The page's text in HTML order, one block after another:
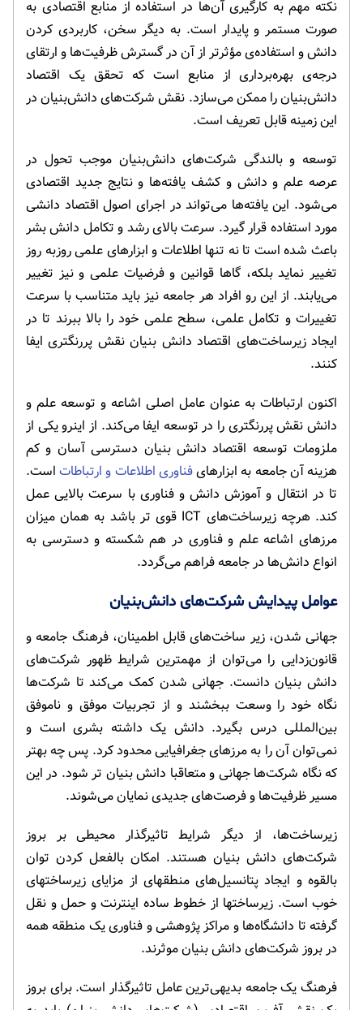
نکته مهم به کارگیری آن‌ها در استفاده از منابع اقتصادی به
صورت مستمر و پایدار است. به دیگر سخن، کاربردی کردن
دانش و استفاده‌ی مؤثرتر از آن در گسترش ظرفیت‌ها و ارتقای
درجه‌ی بهره‌برداری از منابع است که تحقق یک اقتصاد
دانش‌بنیان را ممکن می‌سازد. نقش شرکت‌های دانش‌بنیان در
این زمینه قابل تعریف است.
توسعه و بالندگی شرکت‌های دانش‌بنیان موجب تحول در
عرصه علم و دانش و کشف یافته‌ها و نتایج جدید اقتصادی
می‌شود. این یافته‌ها می‌تواند در اجرای اصول اقتصاد دانشی
مورد استفاده قرار گیرد. سرعت بالای رشد و تکامل دانش بشر
باعث شده است تا نه تنها اطلاعات و ابزارهای علمی روزبه روز
تغییر نماید بلکه، گاها قوانین و فرضیات علمی و نیز تغییر
می‌یابند. از این رو افراد هر جامعه نیز باید متناسب با سرعت
تغییرات و تکامل علمی، سطح علمی خود را بالا ببرند تا در
ایجاد زیرساخت‌های اقتصاد دانش بنیان نقش پررنگتری ایفا
کنند.
اکنون ارتباطات به عنوان عامل اصلی اشاعه و توسعه علم و
دانش نقش پررنگتری را در توسعه ایفا می‌کند. از اینرو یکی از
ملزومات توسعه اقتصاد دانش بنیان دسترسی آسان و کم
هزینه آن جامعه به ابزارهایفناوری اطلاعات و ارتباطاتاست.
تا در انتقال و آموزش دانش و فناوری با سرعت بالایی عمل
کند. هرچه زیرساخت‌های ICT قوی تر باشد به همان میزان
مرزهای اشاعه علم و فناوری در هم شکسته و دسترسی به
انواع دانش‌ها در جامعه فراهم می‌گردد.
عوامل پیدایش شرکت‌های دانش‌بنیان
جهانی شدن، زیر ساخت‌های قابل اطمینان، فرهنگ جامعه و
قانون‌زدایی را می‌توان از مهمترین شرایط ظهور شرکت‌های
دانش بنیان دانست. جهانی شدن کمک می‌کند تا شرکت‌ها
نگاه خود را وسعت ببخشند و از تجربیات موفق و ناموفق
بین‌المللی درس بگیرد. دانش یک داشته بشری است و
نمی‌توان آن را به مرزهای جغرافیایی محدود کرد. پس چه بهتر
که نگاه شرکت‌ها جهانی و متعاقبا دانش بنیان تر شود. در این
مسیر ظرفیت‌ها و فرصت‌های جدیدی نمایان می‌شوند.
زیرساخت‌ها، از دیگر شرایط تاثیرگذار محیطی بر بروز
شرکت‌های دانش بنیان هستند. امکان بالفعل کردن توان
بالقوه و ایجاد پتانسیل‌های منطقهای از مزایای زیرساختهای
خوب است. زیرساختها از خطوط ساده اینترنت و حمل و نقل
گرفته تا دانشگاه‌ها و مراکز پژوهشی و فناوری یک منطقه همه
در بروز شرکت‌های دانش بنیان موثرند.
فرهنگ یک جامعه بدیهی‌ترین عامل تاثیرگذار است. برای بروز